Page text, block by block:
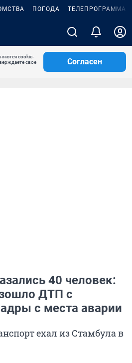
ПОГОДА ТЕЛЕПРОГРАММА
cookie-
свое
Согласен
40 человек:
ДТП с
с места аварии
ехал из Стамбула в